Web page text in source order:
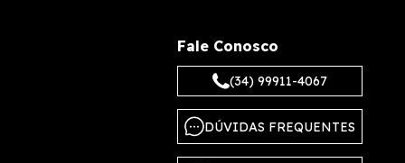
Fale Conosco
(34) 99911-4067
DÚVIDAS FREQUENTES